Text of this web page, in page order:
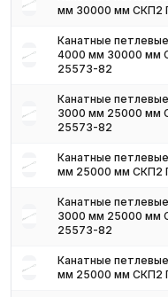
мм 30000 мм СКП2
Канатные
4000 мм 30000 мм
25573-82
Канатные
3000 мм 25000 мм
25573-82
Канатные
мм 25000 мм СКП2
Канатные
3000 мм 25000 мм
25573-82
Канатные
мм 25000 мм СКП2